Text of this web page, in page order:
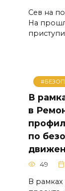
Сев на
На
В
в
по
49
В рамках